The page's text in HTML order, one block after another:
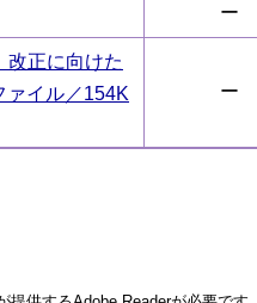
ー
改正に向けた
ァイル／154K
ー